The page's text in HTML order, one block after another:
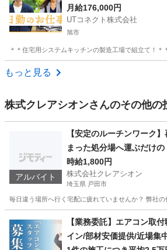
迎！若手～ミドル男女活躍
の組立て】＜茨城県神栖市
月給176,000円
UTコネクト株式会社
旭市
＊＊住宅用システムキッチンの製造工場で組立て！
千葉 旭市
もっと見る
株式クレアシオンさんのその他の
アルバイト
【安定のルーチンワーク
まった処分場へ運ぶだけの
時給1,800円
株式会社クレアシオン
埼玉県 戸田市
毎日違う場所へ行く宅配に疲れていませんか？ 弊社
ドライバー
【業務委託】エアコン取
イン/部材安価提供/近場集